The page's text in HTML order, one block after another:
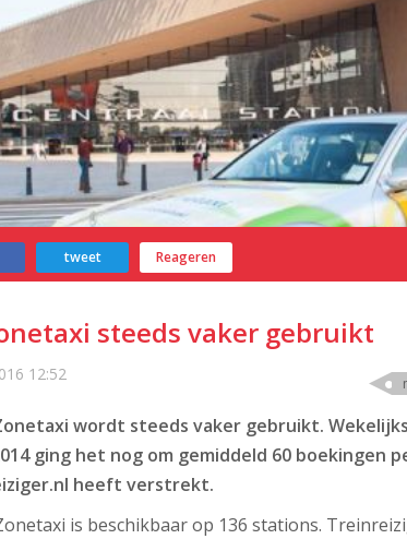
tweet Reageren
steeds vaker gebruikt
12:52
wordt steeds vaker gebruikt.
ging het nog om gemiddeld 60 boekingen
heeft verstrekt.
is beschikbaar op 136 stations.